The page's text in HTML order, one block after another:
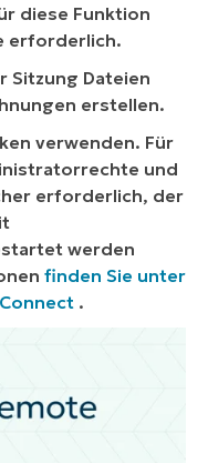
diese Funktion
erforderlich.
Sitzung Dateien
erstellen.
verwenden. Für
und
erforderlich, der
werden
finden Sie unter
.